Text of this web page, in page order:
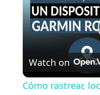
Watch on
Cómo rastrear,